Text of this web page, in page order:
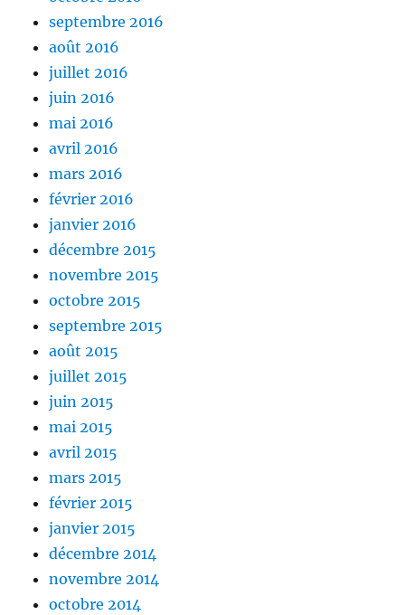
septembre 2016
août 2016
juillet 2016
juin 2016
mai 2016
avril 2016
mars 2016
février 2016
janvier 2016
décembre 2015
novembre 2015
octobre 2015
septembre 2015
août 2015
juillet 2015
juin 2015
mai 2015
avril 2015
mars 2015
février 2015
janvier 2015
décembre 2014
novembre 2014
octobre 2014